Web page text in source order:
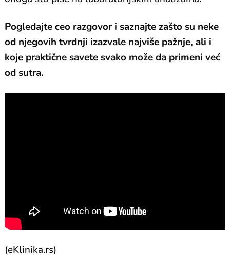
Pogledajte ceo razgovor i saznajte zašto su neke
od njegovih tvrdnji izazvale najviše pažnje, ali i
koje praktične savete svako može da primeni već
od sutra.
(eKlinika.rs)